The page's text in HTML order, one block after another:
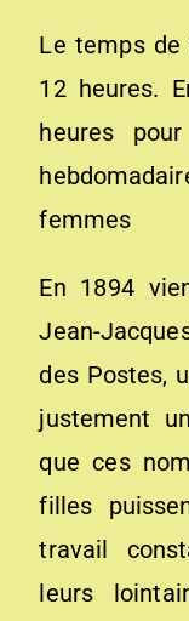
Le temps
12 heures.
heures
femmes
En 1894
Jean-
des Postes,
justement
que ces
filles
travail
leurs